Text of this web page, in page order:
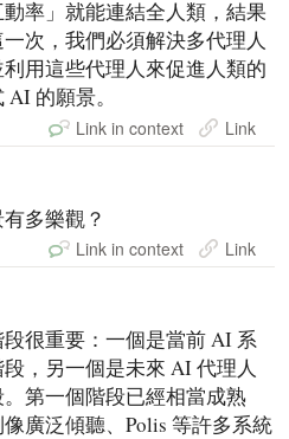
率」就能連結全人類，結果
次，我們必須解決多代理人
用這些代理人來促進人類的
的願景。
Link in context Link
多樂觀？
Link in context Link
很重要：一個是當前 AI 系
，另一個是未來 AI 代理人
第一個階段已經相當成熟
廣泛傾聽、Polis 等許多系統